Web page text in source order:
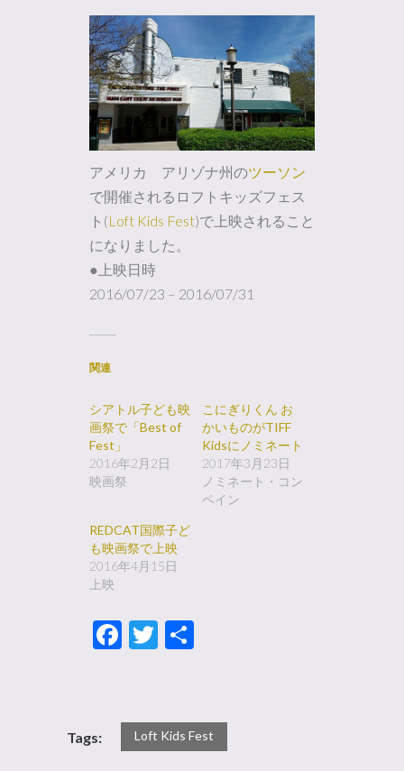
アメリカ アリゾナ州のツーソン
で開催されるロフトキッズフェス
ト(Loft Kids Fest)で上映されること
になりました。
●上映日時
2016/07/23 – 2016/07/31
関連
シアトル子ども映
画祭で「Best of
Fest」
2016年2月2日
映画祭
こにぎりくん お
かいものがTIFF
Kidsにノミネート
2017年3月23日
ノミネート・コン
ペイン
REDCAT国際子ど
も映画祭で上映
2016年4月15日
上映
Facebook
Twitter
Tags: Loft Kids Fest